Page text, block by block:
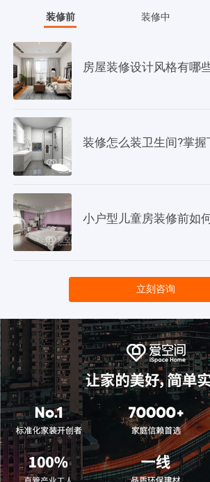
装修前 装修中
装修怎么装卫生间?掌
立刻咨询